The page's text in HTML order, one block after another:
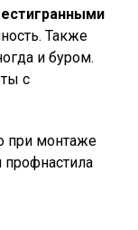
Также
и буром.
с
при монтаже